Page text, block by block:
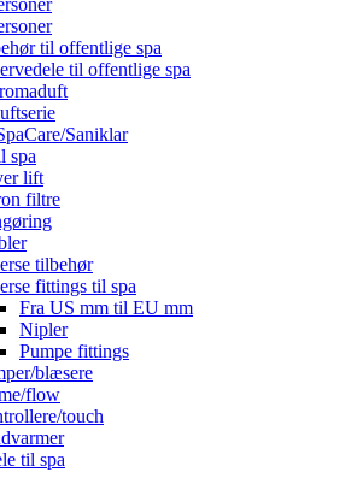
til offentlige spa
til offentlige spa
Saniklar
spa
lift
filtre
tilbehør
fittings til spa
Fra US mm til EU mm
Nipler
Pumpe fittings
blæsere
flow
touch
til spa